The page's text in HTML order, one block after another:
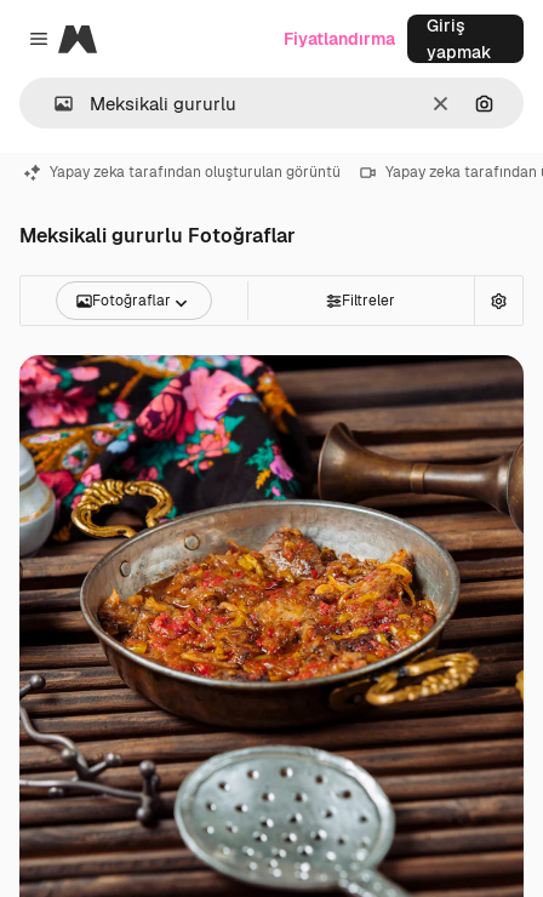
Close menu
Magnific
Temizlemek
Fiyatlandırma
Giriş
yapmak
Yapay zeka tarafından oluşturulan görüntü Yapay zeka
Meksikali gururlu Fotoğraflar
Fotoğraflar Filtreler